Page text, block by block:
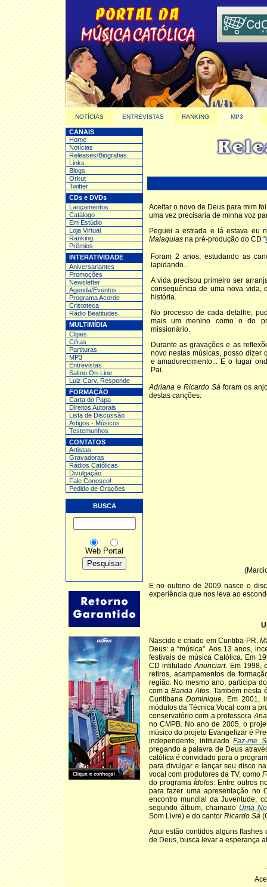
NOTÍCIAS ENTREVISTAS RANKING MP3
CANAIS
Home
Notícias
Releases/Biografias
Links
Blogs
Orkut
Twitter
CDs e DVDs
Lançamentos
Catálogo
Em Estúdio
Loja Virtual
Ranking
Prêmios
INTERATIVIDADE
Aniversariantes
Promoções
Newsletter
Agenda/Eventos
Programa Acorde
Cristoteca
Rádio Beatitudes
MULTIMÍDIA
Clipes
Cifras
Partituras
MP3
Entrevistas
Salmo On-Line
Luiz Carv. Responde
FORMAÇÃO
Carta do Papa
Direitos Autorais
Lista de Discussão
Artigos - Músicos
Testemunhos
CONTATOS
Artistas
Gravadoras
Rádios Católicas
Divulgação
Fale Conosco!
Pedido de Orações
BUSCA
Web Portal
Aceitar o novo de Deus para mim
uma vez precisaria de minha voz
Peguei a estrada e lá estava eu
Malaquiasna pré-produção do CD “
Foram 2 anos, estudando as
lapidando...
A vida precisou primeiro ser
consequência de uma nova vida,
história.
No processo de cada detalhe,
mais um menino como o do
missionário.
Durante as gravações e as
novo nestas músicas, posso dizer
e amadurecimento... E o lugar
Pai.
Adrianae Ricardo Sáforam os
destas canções.
E no outono de 2009 nasce o
experiência que nos leva ao
Nascido e criado em Curitiba-PR,
Deus: a “música”. Aos 13 anos,
festivais de música Católica. Em
CD intituladoAnunciart. Em 1998,
retiros, acampamentos de
região. No mesmo ano, participa
com aBanda Atos. Também nesta
CuritibanaDominique. Em 2001,
módulos da Técnica Vocal com a
conservatório com a professora
no CMPB. No ano de 2005, o
músico do projeto Evangelizar é
independente, intituladoFaz-me
pregando a palavra de Deus
católica é convidado para o
para divulgar e lançar seu disco
vocal com produtores da TV, como
do programa Ídolos. Entre outros
para fazer uma apresentação no
encontro mundial da Juventude,
segundo álbum, chamado Uma
Som Livre) e do cantor Ricardo Sá
Aqui estão contidos alguns
de Deus, busca levar a esperança